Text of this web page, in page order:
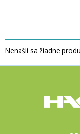
Nenašli sa žiadne